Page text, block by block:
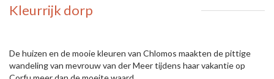
Kleurrijk dorp
De huizen en de mooie kleuren van Chlomos maakten de pittige
wandeling van mevrouw van der Meer tijdens haar vakantie op